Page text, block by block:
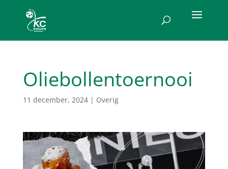
Oliebollentoernooi
11 december, 2024| Overig